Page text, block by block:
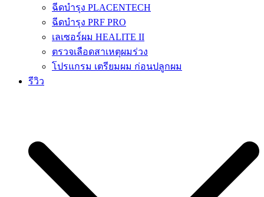
ฉีดบำรุง PLACENTECH
ฉีดบำรุง PRF PRO
เลเซอร์ผม HEALITE II
ตรวจเลือดสาเหตุผมร่วง
โปรแกรม เตรียมผม ก่อนปลูกผม
รีวิว